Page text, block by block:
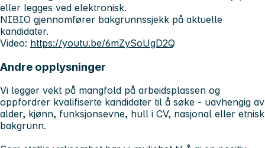
eller legges ved elektronisk.
NIBIO gjennomfører bakgrunnssjekk på aktuelle
kandidater.
Video: https://youtu.be/6mZySoUgD2Q
Andre opplysninger
Vi legger vekt på mangfold på arbeidsplassen og
oppfordrer kvalifiserte kandidater til å søke - uavhengig av
alder, kjønn, funksjonsevne, hull i CV, nasjonal eller etnisk
bakgrunn.